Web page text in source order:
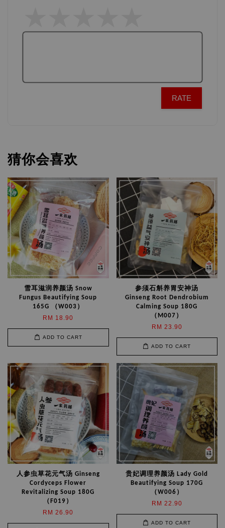
RATE
猜你会喜欢
雪耳滋润养颜汤 Snow
Fungus Beautifying Soup
165G （W003）
RM 18.90
ADD TO CART
参须石斛养胃安神汤
Ginseng Root Dendrobium
Calming Soup 180G
（M007）
RM 23.90
ADD TO CART
人参虫草花元气汤 Ginseng
Cordyceps Flower
Revitalizing Soup 180G
（F019）
RM 26.90
贵妃调理养颜汤 Lady Gold
Beautifying Soup 170G
（W006）
RM 22.90
ADD TO CART